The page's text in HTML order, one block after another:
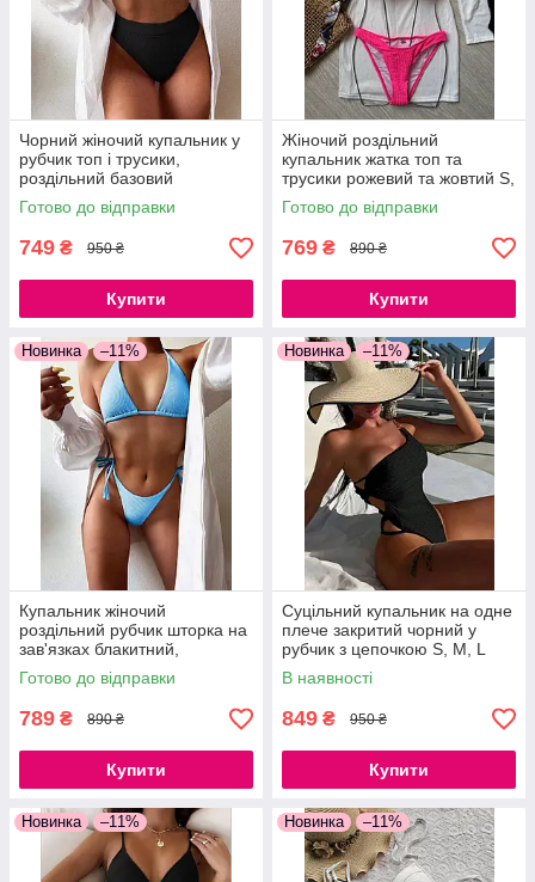
Чорний жіночий купальник у
рубчик топ і трусики,
роздільний базовий
купальник S, M
Готово до відправки
749 ₴ 950 ₴
Купити
Жіночий роздільний
купальник жатка топ та
трусики рожевий та жовтий S,
M, L
Готово до відправки
769 ₴ 890 ₴
Купити
Новинка –11%
Купальник жіночий
роздільний рубчик шторка на
зав'язках блакитний,
бузковий, чорний S, M, L
Готово до відправки
789 ₴ 890 ₴
Купити
Новинка –11%
Суцільний купальник на одне
плече закритий чорний у
рубчик з цепочкою S, M, L
В наявності
849 ₴ 950 ₴
Купити
Новинка –11% Новинка –11%